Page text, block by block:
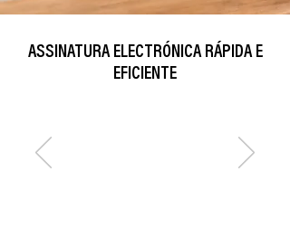
ASSINATURA ELECTRÓNICA RÁPIDA E
EFICIENTE